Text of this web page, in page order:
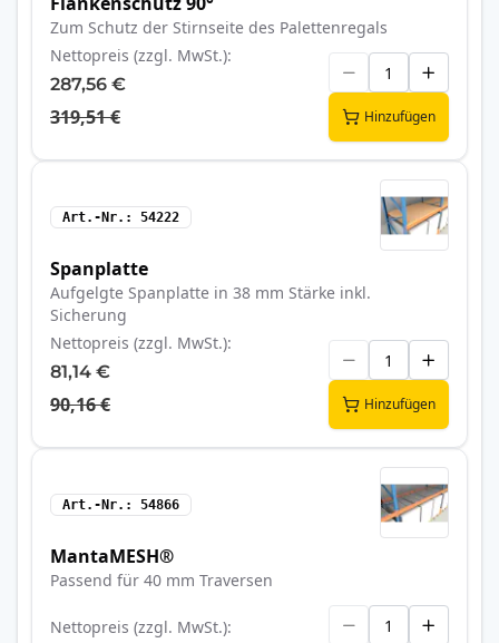
Zum Schutz der Stirnseite des Palettenregals
Nettopreis (zzgl. MwSt.)
287,56 €
319,51 € Hinzufügen
Art.-Nr. 54222
Spanplatte
Aufgelgte Spanplatte in 38 mm Stärke inkl.
Sicherung
Nettopreis (zzgl. MwSt.)
81,14 €
90,16 € Hinzufügen
Art.-Nr. 54866
MantaMESH®
Passend für 40 mm Traversen
Nettopreis (zzgl. MwSt.)